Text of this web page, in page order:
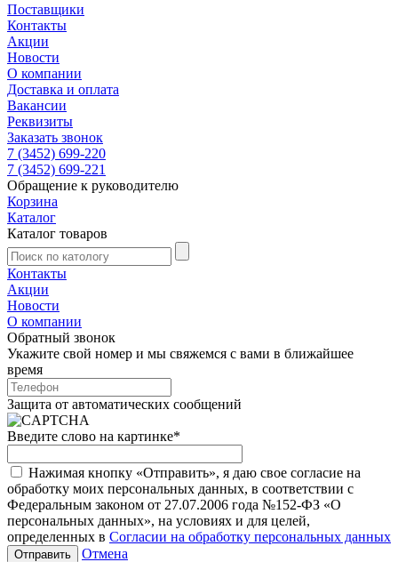
Поставщики
Контакты
Акции
Новости
О компании
Доставка и оплата
Вакансии
Реквизиты
Заказать звонок
7 (3452) 699-220
7 (3452) 699-221
Обращение к руководителю
Корзина
Каталог
Каталог товаров
Контакты
Акции
Новости
О компании
Обратный звонок
Укажите свой номер и мы свяжемся с вами в ближайшее
время
Защита от автоматических сообщений
Введите слово на картинке*
Нажимая кнопку «Отправить», я даю свое согласие на
обработку моих персональных данных, в соответствии с
Федеральным законом от 27.07.2006 года №152-ФЗ «О
персональных данных», на условиях и для целей,
определенных в Согласии на обработку персональных данных
Отмена